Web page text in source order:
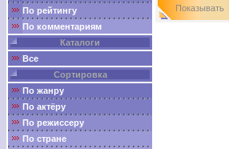
По рейтингу
По комментариям
Каталоги
Все
Сортировка
По жанру
По актёру
По режиссеру
По стране
Показывать